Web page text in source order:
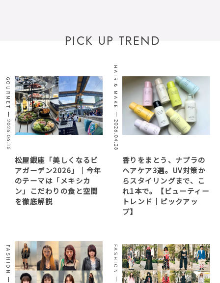
PICK UP TREND
GOURMET
2026.06.15
松屋銀座「美しくなるビ
アガーデン2026」｜今年
のテーマは「メキシカ
ン」こだわりの食と空間
を徹底解説
HAIR & MAKE
2026.04.28
香りをまとう、ナプラの
ヘアケア3選。UV対策か
らスタイリングまで、こ
れ1本で。【ビューティー
トレンド｜ピックアッ
プ】
FASHION FASHION